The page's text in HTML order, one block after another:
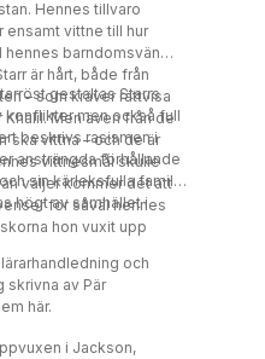
FOR THE HATE U
Green“A masterpiece.”
essential read for
The
is necessary. This story
(starred
topical." Publishers
powerful, in-your-
(starred review)
Hennes tillvaro
ensamt vittne till hur
hennes barndomsvän
är hårt, både från
– som kräver rättvisa
Men även från de
ska vittna – och de är
vittnesmål skulle
väljer kommer det att
för såväl hennes
hon vuxit upp
gestaltas Starrs
konflikter men också full
beskrivs rasismen i
ansträngda förhållande
sin kärleksfulla familj,
högt av samhället i
och
skrivna av Pär
här.
i Jackson,